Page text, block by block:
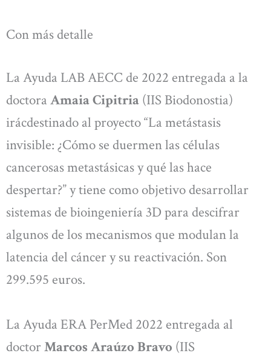
Con más detalle
La Ayuda LAB AECC de 2022 entregada a la
doctora Amaia Cipitria (IIS Biodonostia)
irácdestinado al proyecto “La metástasis
invisible: ¿Cómo se duermen las células
cancerosas metastásicas y qué las hace
despertar?” y tiene como objetivo desarrollar
sistemas de bioingeniería 3D para descifrar
algunos de los mecanismos que modulan la
latencia del cáncer y su reactivación. Son
299.595 euros.
La Ayuda ERA PerMed 2022 entregada al
doctorMarcos Araúzo Bravo (IIS